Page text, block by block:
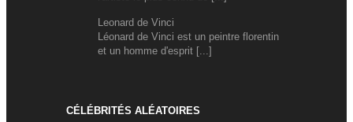
Leonard de Vinci
Léonard de Vinci est un peintre florentin
et un homme d'esprit [...]
CÉLÉBRITÉS ALÉATOIRES